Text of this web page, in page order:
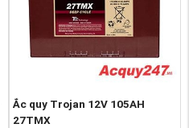
Ắc quy Trojan 12V 105AH
27TMX